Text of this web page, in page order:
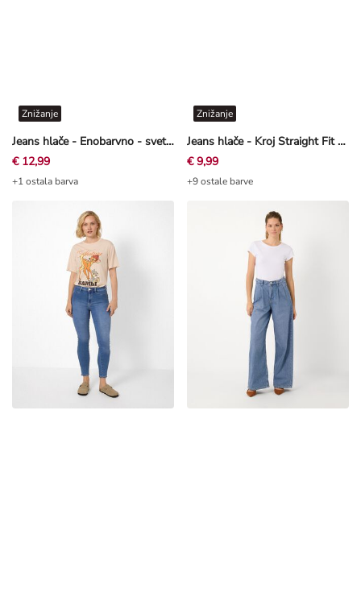
Jeans hlače - Enobarvno - svetlo modra
Znižanje
€ 12,99
+1 ostala barva
Jeans hlače - Kroj Straight Fit - svetlo rumena
Znižanje
€ 9,99
+9 ostale barve